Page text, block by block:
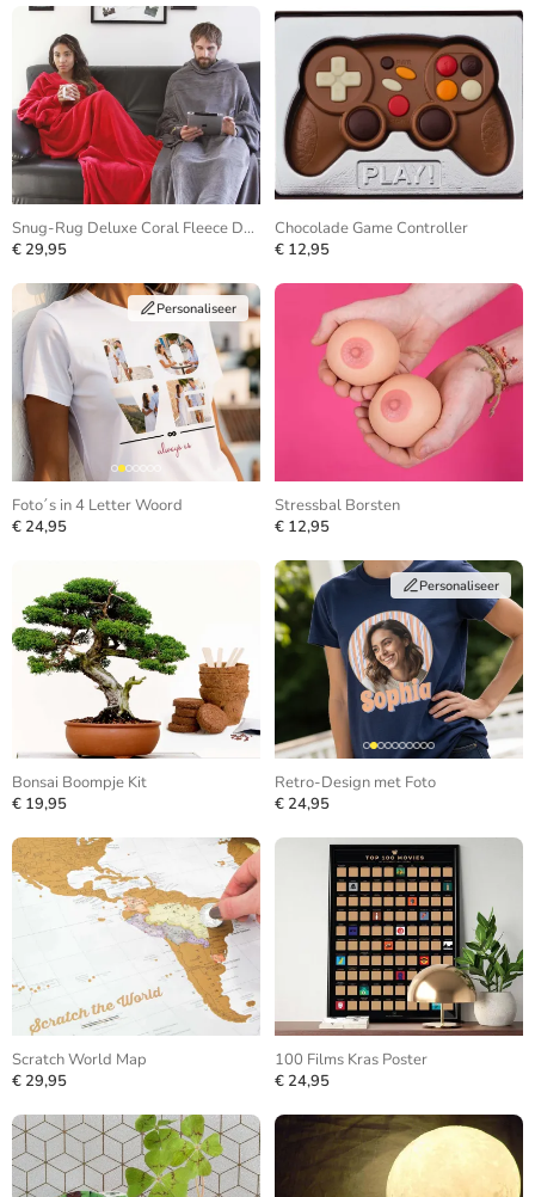
Snug-Rug Deluxe Coral Fleece Deken
€ 29,95
Chocolade Game Controller
€ 12,95
Personaliseer
Foto´s in 4 Letter Woord
€ 24,95
Stressbal Borsten
€ 12,95
Bonsai Boompje Kit
€ 19,95
Personaliseer
Retro-Design met Foto
€ 24,95
Scratch World Map
€ 29,95
100 Films Kras Poster
€ 24,95